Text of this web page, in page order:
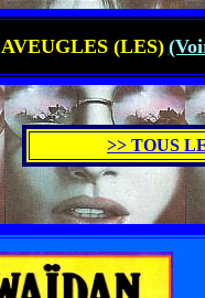
AVEUGLES (LES)
>> TOUS